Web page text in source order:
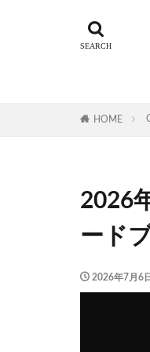
HOME
2026
ード
2026年7月6日